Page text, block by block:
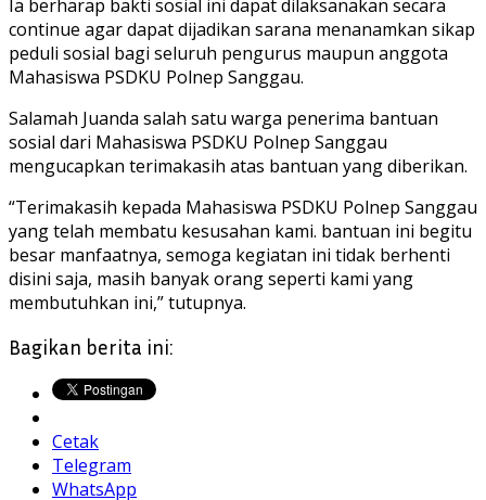
Ia berharap bakti sosial ini dapat dilaksanakan secara
continue agar dapat dijadikan sarana menanamkan sikap
peduli sosial bagi seluruh pengurus maupun anggota
Mahasiswa PSDKU Polnep Sanggau.
Salamah Juanda salah satu warga penerima bantuan
sosial dari Mahasiswa PSDKU Polnep Sanggau
mengucapkan terimakasih atas bantuan yang diberikan.
“Terimakasih kepada Mahasiswa PSDKU Polnep Sanggau
yang telah membatu kesusahan kami. bantuan ini begitu
besar manfaatnya, semoga kegiatan ini tidak berhenti
disini saja, masih banyak orang seperti kami yang
membutuhkan ini,” tutupnya.
Bagikan berita ini:
Cetak
Telegram
WhatsApp